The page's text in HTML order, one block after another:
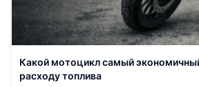
Какой мотоцикл самый
расходу топлива